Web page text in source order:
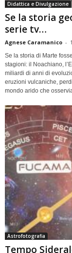
Didattica e Divulgazione
Se la storia
serie tv…
Agnese Caramanico -
Se la storia di Marte
stagioni: il Noachiano,
miliardi di anni di
eruzioni vulcaniche,
mondo arido che
Astrofotografia
Tempo